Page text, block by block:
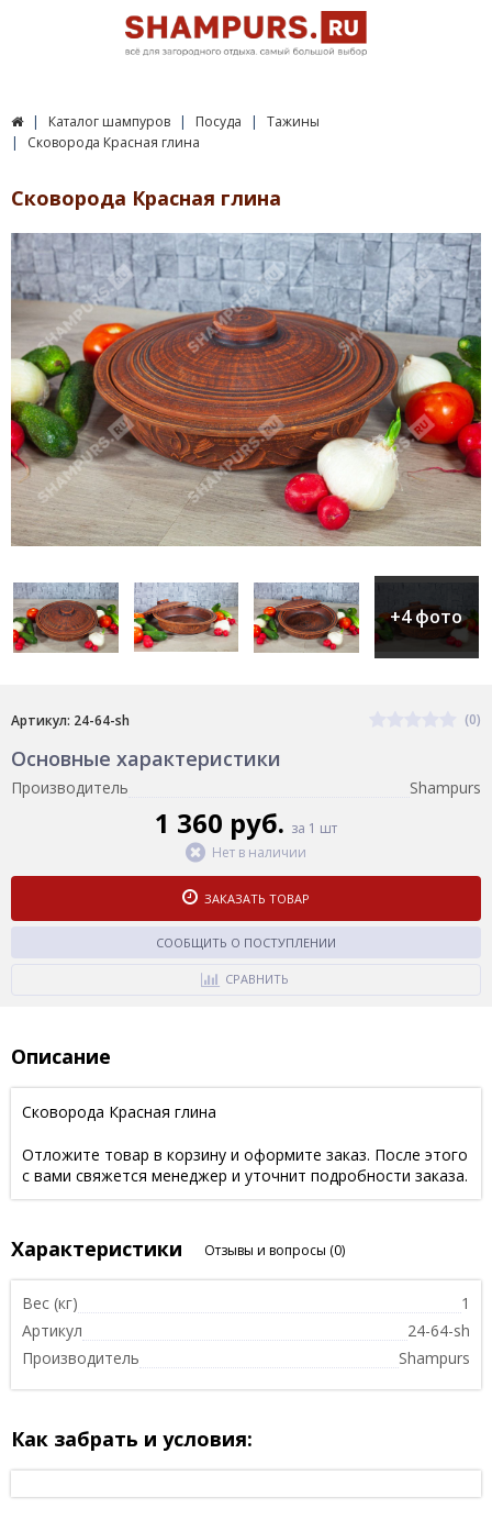
Каталог шампуров Посуда
Тажины
Сковорода Красная глина
Сковорода Красная глина
+4 фото
Артикул: 24-64-sh (0)
Основные характеристики
Производитель Shampurs
1 360 руб. за 1 шт
Нет в наличии
ЗАКАЗАТЬ ТОВАР
СООБЩИТЬ О ПОСТУПЛЕНИИ
СРАВНИТЬ
Описание
Сковорода Красная глина
Отложите товар в корзину и оформите заказ. После этого
с вами свяжется менеджер и уточнит подробности заказа.
Характеристики Отзывы и вопросы (0)
Вес (кг)
1
Артикул
24-64-sh
Производитель
Shampurs
Как забрать и условия: